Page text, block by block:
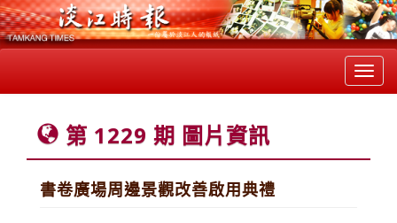
第 1229 期 圖片資訊
書卷廣場周邊景觀改善啟用典禮